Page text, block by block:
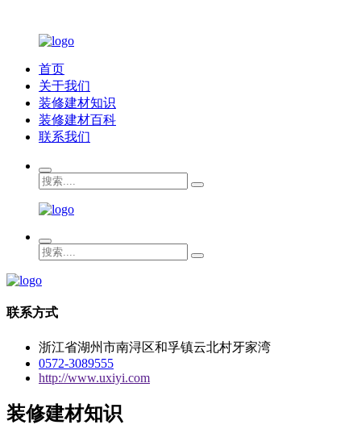
首页
关于我们
装修建材知识
装修建材百科
联系我们
联系方式
浙江省湖州市南浔区和孚镇云北村牙家湾
0572-3089555
http://www.uxiyi.com
装修建材知识